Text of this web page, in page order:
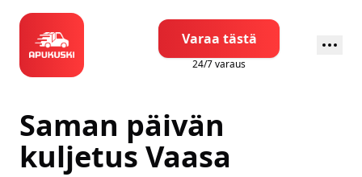
Varaa tästä
24/7 varaus
Saman päivän
kuljetus Vaasa